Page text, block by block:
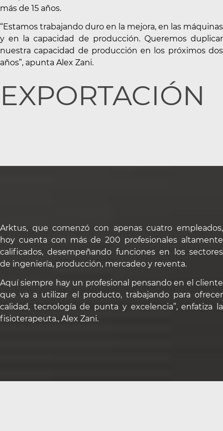
más de 15 años.
“Estamos trabajando duro en la mejora, en las máquinas
y en la capacidad de producción. Queremos duplicar
nuestra capacidad de producción en los próximos dos
años”, apunta Alex Zani.
EXPORTACIÓN
Arktus, que comenzó con apenas cuatro empleados,
hoy cuenta con más de 200 profesionales altamente
calificados, desempeñando funciones en los sectores
de ingeniería, producción, mercadeo y reventa.
Aquí siempre hay un profesional pensando en el cliente
que va a utilizar el producto, trabajando para ofrecer
calidad, tecnología de punta y excelencia”, enfatiza la
fisioterapeuta., Alex Zani.